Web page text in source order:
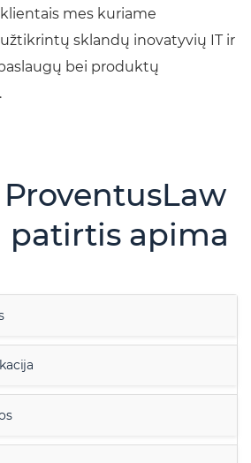
mes kuriame
sklandų inovatyvių IT ir
bei produktų
ProventusLaw
patirtis apima